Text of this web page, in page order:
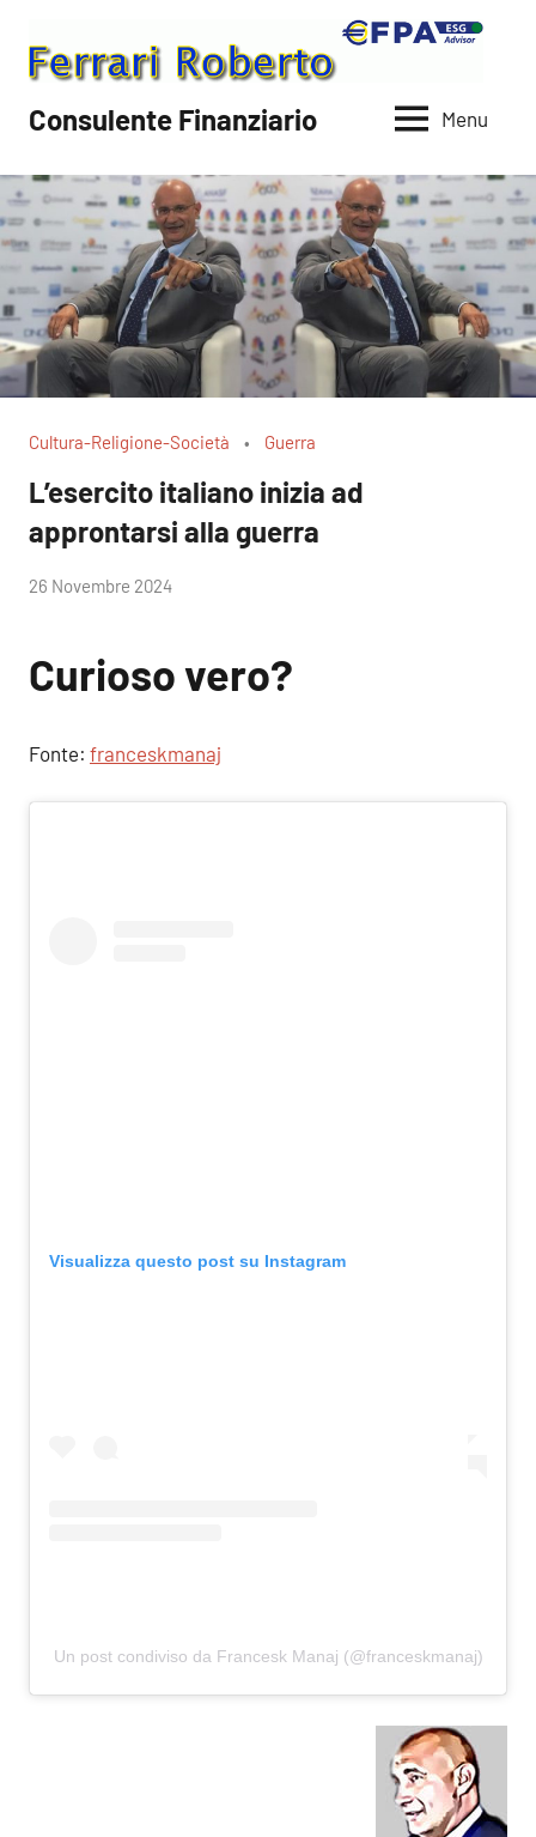
contenuto
Consulente Finanziario Menu
Cultura-Religione-Società Guerra
L’esercito italiano inizia ad
approntarsi alla guerra
di
26 Novembre 2024
Curioso vero?
Fonte: franceskmanaj
Visualizza questo post su Instagram
Un post condiviso da Francesk Manaj (@franceskmanaj)